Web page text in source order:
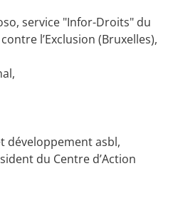
service "Infor-Droits" du
l’Exclusion (Bruxelles),
développement asbl,
du Centre d’Action